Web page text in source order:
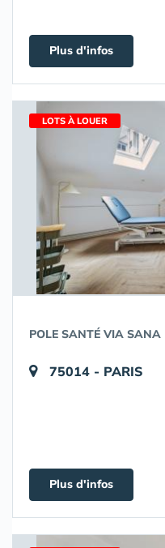
Plus d'infos
LOTS À LOUER
POLE SANTÉ VIA
75014 - PARIS
Plus d'infos